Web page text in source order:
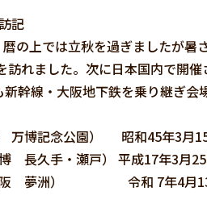
記
の上では立秋を過ぎましたが暑
れました。次に日本国内で開
幹線・大阪地下鉄を乗り継ぎ会
万博記念公園） 昭和45年3月
長久手・瀬戸） 平成17年3月25
大阪 夢洲） 令和 7年4月13